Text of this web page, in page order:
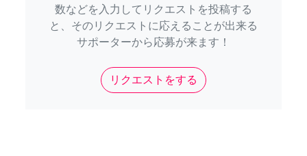
数などを入力してリクエストを投稿する
と、そのリクエストに応えることが出来る
サポーターから応募が来ます！
リクエストをする